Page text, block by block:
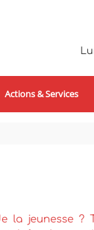
Actions & Services
la jeunesse